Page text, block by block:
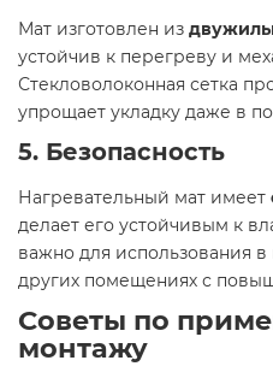
Мат изготовлен из
устойчив к перегреву и
Стекловолоконная сетка
упрощает укладку даже в
5. Безопасность
Нагревательный мат имеет
делает его устойчивым к
важно для использования в
других помещениях с
Советы по
монтажу